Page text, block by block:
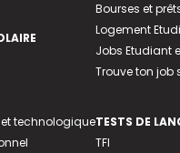
technologique
Bourses et
Logement
Jobs Etudiant
Trouve ton job
TESTS DE
TFI